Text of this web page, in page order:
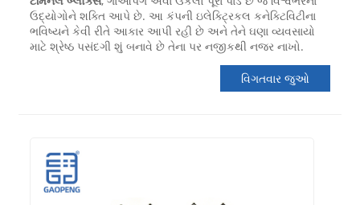
ઉદ્યોગોને શક્તિ આપે છે. આ કંપની ઇલેક્ટ્રિકલ કનેક્ટિવિટીના
ભવિષ્યને કેવી રીતે આકાર આપી રહી છે અને તેને ઘણા વ્યવસાયો
માટે શ્રેષ્ઠ પસંદગી શું બનાવે છે તેના પર નજીકથી નજર નાખો.
વિગતવાર જુઓ